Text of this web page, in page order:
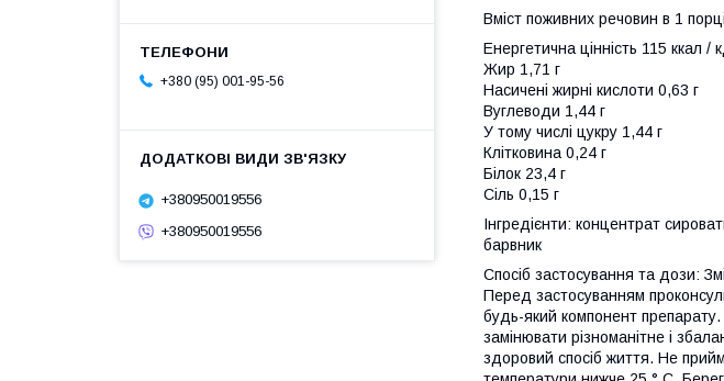
Вміст поживних речовин в 1
Енергетична цінність 115 ккал /
Жир 1,71 г
Насичені жирні кислоти 0,63 г
Вуглеводи 1,44 г
У тому числі цукру 1,44 г
Клітковина 0,24 г
Білок 23,4 г
Сіль 0,15 г
Інгредієнти: концентрат
барвник
Спосіб застосування та дози:
Перед застосуванням
будь-який компонент
замінювати різноманітне і
здоровий спосіб життя. Не
+380 (95) 001-95-56
+380950019556
+380950019556